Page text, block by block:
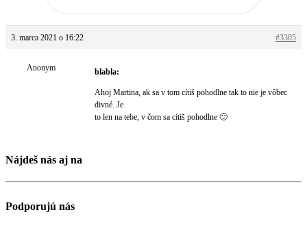
3. marca 2021 o 16:22 #3305
Anonym blabla:
Ahoj Martina, ak sa v tom cítiš pohodlne tak to nie je vôbec
divné. Je
to len na tebe, v čom sa cítiš pohodlne 🙂
Nájdeš nás aj na
Podporujú nás